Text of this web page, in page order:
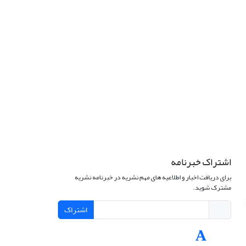
اشتراک خبرنامه
برای دریافت اخبار و اطلاعیه های مهم نشریه در خبرنامه نشریه
مشترک شوید.
اشتراک